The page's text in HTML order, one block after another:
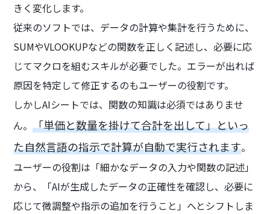
きく変化します。
従来のソフトでは、データの計算や集計を行うために、
SUMやVLOOKUPなどの関数を正しく記述し、必要に応
じてマクロを組むスキルが必要でした。エラーが出れば
原因を特定して修正するのもユーザーの役割です。
しかしAIシートでは、関数の知識は必須ではありませ
ん。「単価と数量を掛けて合計を出して」といっ
た自然言語の指示で計算が自動で実行されます。
ユーザーの役割は「細かなデータの入力や関数の記述」
から、「AIが生成したデータの正確性を確認し、必要に
応じて微調整や指示の追加を行うこと」へとシフトしま